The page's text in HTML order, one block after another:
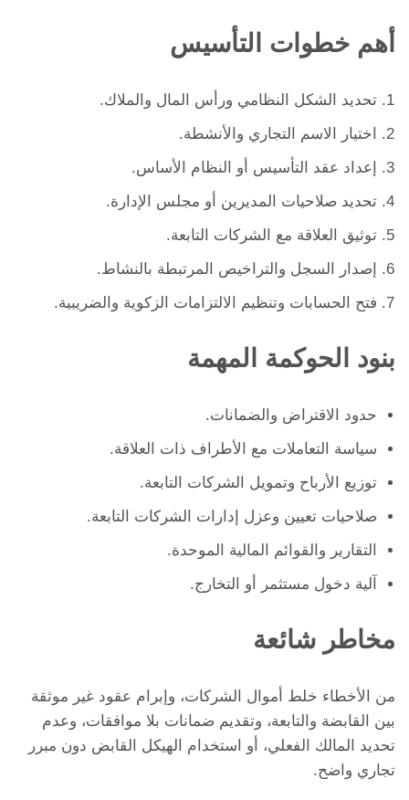
أهم خطوات التأسيس
تحديد الشكل النظامي ورأس المال والملاك.
اختيار الاسم التجاري والأنشطة.
إعداد عقد التأسيس أو النظام الأساس.
تحديد صلاحيات المديرين أو مجلس الإدارة.
توثيق العلاقة مع الشركات التابعة.
إصدار السجل والتراخيص المرتبطة بالنشاط.
فتح الحسابات وتنظيم الالتزامات الزكوية والضريبية.
بنود الحوكمة المهمة
حدود الاقتراض والضمانات.
سياسة التعاملات مع الأطراف ذات العلاقة.
توزيع الأرباح وتمويل الشركات التابعة.
صلاحيات تعيين وعزل إدارات الشركات التابعة.
التقارير والقوائم المالية الموحدة.
آلية دخول مستثمر أو التخارج.
مخاطر شائعة
من الأخطاء خلط أموال الشركات، وإبرام عقود غير موثقة
بين القابضة والتابعة، وتقديم ضمانات بلا موافقات، وعدم
تحديد المالك الفعلي، أو استخدام الهيكل القابض دون مبرر
تجاري واضح.